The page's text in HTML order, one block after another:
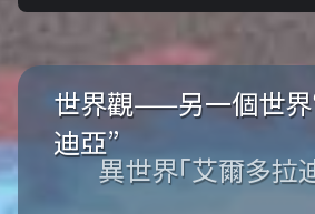
世界觀——另一個世
迪亞”
異世界「艾爾多拉